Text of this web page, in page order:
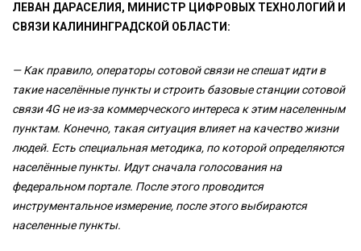
ЛЕВАН ДАРАСЕЛИЯ, МИНИСТР ЦИФРОВЫХ ТЕХНОЛОГИЙ И
СВЯЗИ КАЛИНИНГРАДСКОЙ ОБЛАСТИ:
— Как правило, операторы сотовой связи не спешат идти в
такие населённые пункты и строить базовые станции сотовой
связи 4G не из-за коммерческого интереса к этим населенным
пунктам. Конечно, такая ситуация влияет на качество жизни
людей. Есть специальная методика, по которой определяются
населённые пункты. Идут сначала голосования на
федеральном портале. После этого проводится
инструментальное измерение, после этого выбираются
населенные пункты.